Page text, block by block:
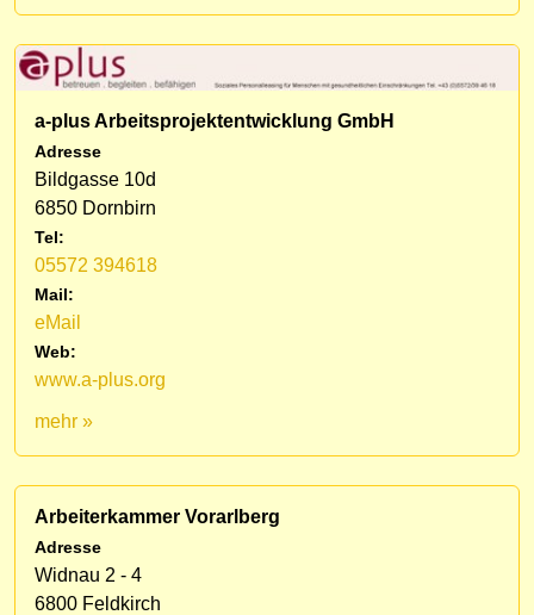
a-plus Arbeitsprojektentwicklung GmbH
Adresse
Bildgasse 10d
6850 Dornbirn
Tel:
05572 394618
Mail:
eMail
Web:
www.a-plus.org
mehr »
Arbeiterkammer Vorarlberg
Adresse
Widnau 2 - 4
6800 Feldkirch